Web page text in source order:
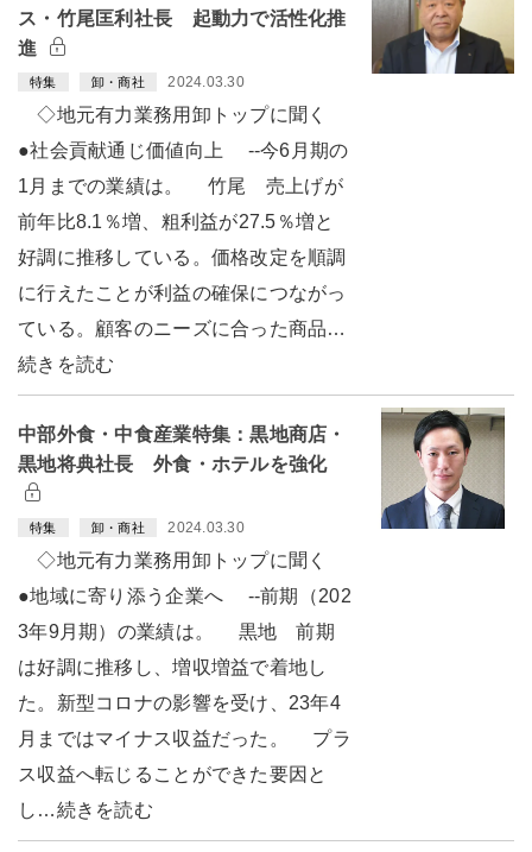
ス・竹尾匡利社長 起動力で活性化推
進
特集 卸・商社 2024.03.30
◇地元有力業務用卸トップに聞く
●社会貢献通じ価値向上 --今6月期の
1月までの業績は。 竹尾 売上げが
前年比8.1％増、粗利益が27.5％増と
好調に推移している。価格改定を順調
に行えたことが利益の確保につながっ
ている。顧客のニーズに合った商品…
続きを読む
中部外食・中食産業特集：黒地商店・
黒地将典社長 外食・ホテルを強化
特集 卸・商社 2024.03.30
◇地元有力業務用卸トップに聞く
●地域に寄り添う企業へ --前期（202
3年9月期）の業績は。 黒地 前期
は好調に推移し、増収増益で着地し
た。新型コロナの影響を受け、23年4
月まではマイナス収益だった。 プラ
ス収益へ転じることができた要因と
し…続きを読む